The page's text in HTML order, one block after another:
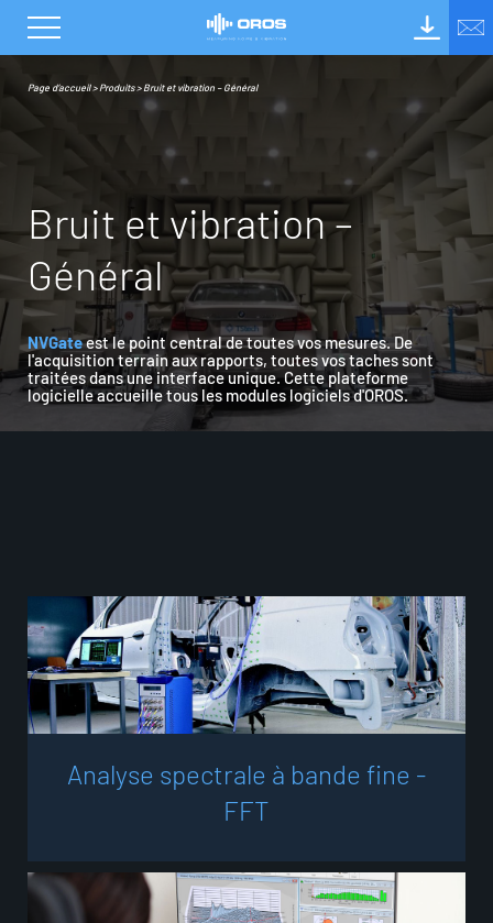
Page d’accueil>Produits>Bruit et vibration – Général
Bruit etvibration–
Général
NVGateest le point central de toutes vos mesures. De
l'acquisition terrain aux rapports, toutes vos taches sont
traitées dans une interface unique. Cette plateforme
logicielle accueille tous les modules logiciels d'OROS.
Analyse spectrale à bande fine -
FFT